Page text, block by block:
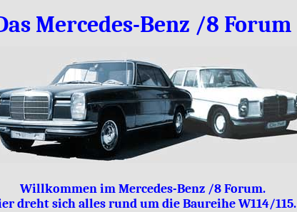
Mercedes-Benz /8 Forum
Willkommen im Mercedes-Benz /8 Forum.
dreht sich alles rund um die Baureihe W114/115.